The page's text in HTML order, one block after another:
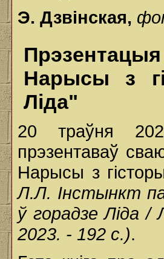
Э. Дзвінская,
Нарысы з
Ліда"
20 траўня
прэзентаваў
Нарысы з
Л.Л. Інстынкт
ў горадзе Ліда
2023. - 192 с.).